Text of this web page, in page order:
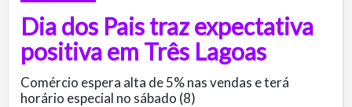
Dia dos Pais traz expectativa
positiva em Três Lagoas
Comércio espera alta de 5% nas vendas e terá
horário especial no sábado (8)